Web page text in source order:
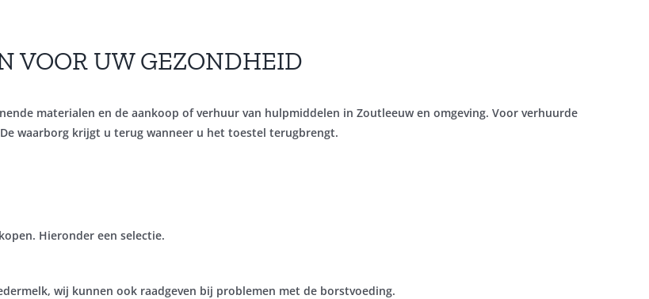
VOOR UW GEZONDHEID
materialen en de aankoop ofverhuur van hulpmiddelen in Zoutleeuwen omgeving. Voor verhuurde
waarborg krijgt u terug wanneer u het toestel terugbrengt.
Hieronder een selectie.
wij kunnen ook raadgeven bij problemen met de borstvoeding.